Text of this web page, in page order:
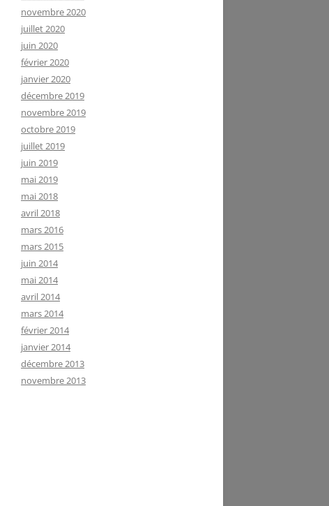
novembre 2020
juillet 2020
juin 2020
février 2020
janvier 2020
décembre 2019
novembre 2019
octobre 2019
juillet 2019
juin 2019
mai 2019
mai 2018
avril 2018
mars 2016
mars 2015
juin 2014
mai 2014
avril 2014
mars 2014
février 2014
janvier 2014
décembre 2013
novembre 2013